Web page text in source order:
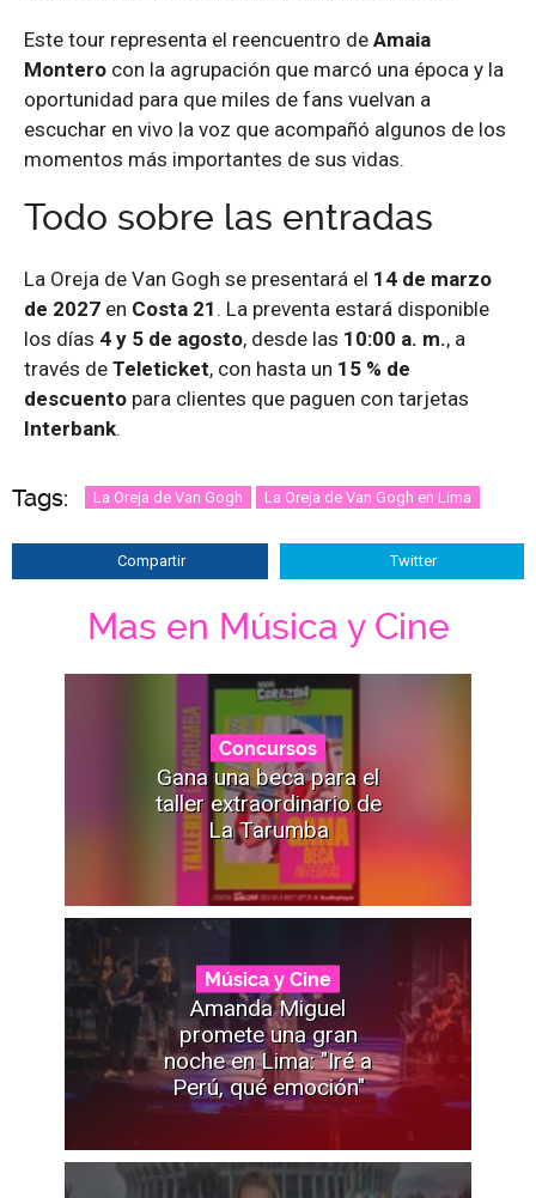
Este tour representa el reencuentro de Amaia
Montero con la agrupación que marcó una época y la
oportunidad para que miles de fans vuelvan a
escuchar en vivo la voz que acompañó algunos de los
momentos más importantes de sus vidas.
Todo sobre las entradas
La Oreja de Van Gogh se presentará el 14 de marzo
de 2027 en Costa 21 . La preventa estará disponible
los días 4 y 5 de agosto, desde las 10:00 a. m., a
través de Teleticket, con hasta un 15 % de
descuento para clientes que paguen con tarjetas
Interbank.
Tags: La Oreja de Van Gogh La Oreja de Van Gogh en Lima
Compartir Twitter
Mas en Música y Cine
Concursos
Gana una beca para el
taller extraordinario de
La Tarumba
Música y Cine
Amanda Miguel
promete una gran
noche en Lima: "Iré a
Perú, qué emoción"